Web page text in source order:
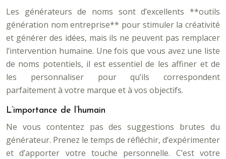
Les générateurs de noms sont d’excellents **outils
génération nom entreprise** pour stimuler la créativité
et générer des idées, mais ils ne peuvent pas remplacer
l’intervention humaine. Une fois que vous avez une liste
de noms potentiels, il est essentiel de les affiner et de
les personnaliser pour qu’ils correspondent
parfaitement à votre marque et à vos objectifs.
L’importance de l’humain
Ne vous contentez pas des suggestions brutes du
générateur. Prenez le temps de réfléchir, d’expérimenter
et d’apporter votre touche personnelle. C’est votre